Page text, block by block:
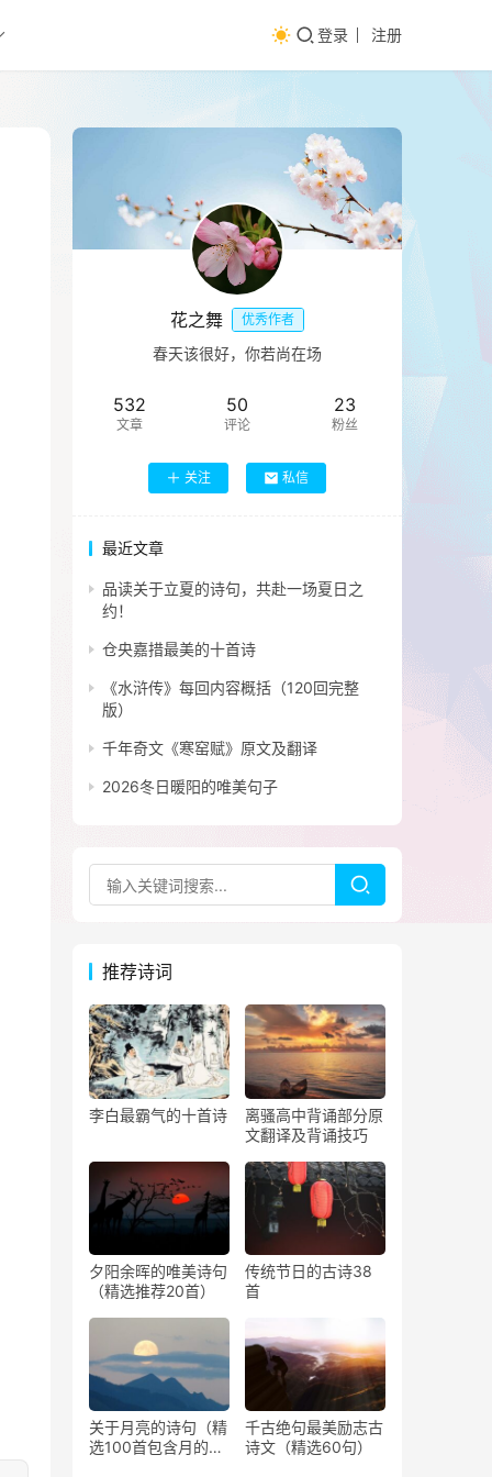
登录 注册
花之舞 优秀作者
春天该很好，你若尚在场
532
文章
50
评论
23
粉丝
关注 私信
最近文章
品读关于立夏的诗句，共赴一场夏日之
约！
仓央嘉措最美的十首诗
《水浒传》每回内容概括（120回完整
版）
千年奇文《寒窑赋》原文及翻译
2026冬日暖阳的唯美句子
推荐诗词
李白最霸气的十首诗
离骚高中背诵部分原
文翻译及背诵技巧
夕阳余晖的唯美诗句
（精选推荐20首）
传统节日的古诗38
首
关于月亮的诗句（精
选100首包含月的古
千古绝句最美励志古
诗文（精选60句）